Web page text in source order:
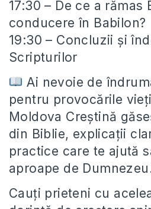
17:30 – De ce a rămas
conducere în Babilon?
19:30 – Concluzii și
Scripturilor
Ai nevoie de
pentru provocările
Moldova Creștină
din Biblie, explicații
practice care te ajută
aproape de
Cauți prieteni cu